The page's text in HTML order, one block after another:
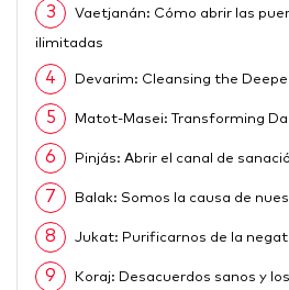
3 Vaetjanán: Cómo abrir las
ilimitadas
4 Devarim: Cleansing the
5 Matot-Masei: Transforming
6 Pinjás: Abrir el canal de
7 Balak: Somos la causa de
8 Jukat: Purificarnos de la
9 Koraj: Desacuerdos sanos y